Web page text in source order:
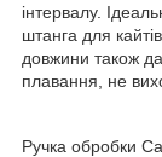
інтервалу.
штанга для
довжини також
плавання, не
Ручка обробки